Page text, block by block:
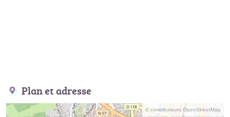
Plan et adresse
© contributeurs OpenStreetMap